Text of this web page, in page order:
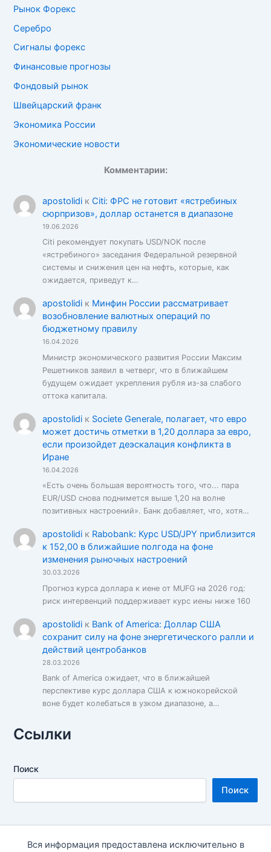
Рынок Форекс
Серебро
Сигналы форекс
Финансовые прогнозы
Фондовый рынок
Швейцарский франк
Экономика России
Экономические новости
Комментарии:
apostolidiк Citi: ФРС не готовит «ястребиных
сюрпризов», доллар останется в диапазоне
19.06.2026
Citi рекомендует покупать USD/NOK после
«ястребиного» заседания Федеральной резервной
системы и снижения цен на нефть, которые, как
ожидается, приведут к…
apostolidiк Минфин России рассматривает
возобновление валютных операций по
бюджетному правилу
16.04.2026
Министр экономического развития России Максим
Решетников заявил в четверг, что в ближайшем
будущем ожидает укрепления рубля из-за слабого
оттока капитала.
apostolidiк Societe Generale, полагает, что евро
может достичь отметки в 1,20 доллара за евро,
если произойдет деэскалация конфликта в
Иране
16.04.2026
«Есть очень большая вероятность того, что... пара
EUR/USD снова поднимется выше 1,20 на волне
позитивных настроений». Банк добавляет, что, хотя…
apostolidiк Rabobank: Курс USD/JPY приблизится
к 152,00 в ближайшие полгода на фоне
изменения рыночных настроений
30.03.2026
Прогноз курса доллара к иене от MUFG на 2026 год:
риск интервенций поддерживает курс иены ниже 160
apostolidiк Bank of America: Доллар США
сохранит силу на фоне энергетического ралли и
действий центробанков
28.03.2026
Bank of America ожидает, что в ближайшей
перспективе курс доллара США к южнокорейской
воне будет колебаться в узком диапазоне, а…
Ссылки
Поиск
Поиск
Вся информация предоставлена исключительно в